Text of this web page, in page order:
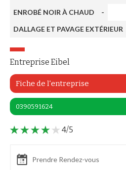
ENROBÉ NOIR À CHAUD
-
DALLAGE ET PAVAGE EXTÉRIEUR
Entreprise Eibel
Fiche de l'entreprise
0390591624
4/5
Prendre Rendez-vous